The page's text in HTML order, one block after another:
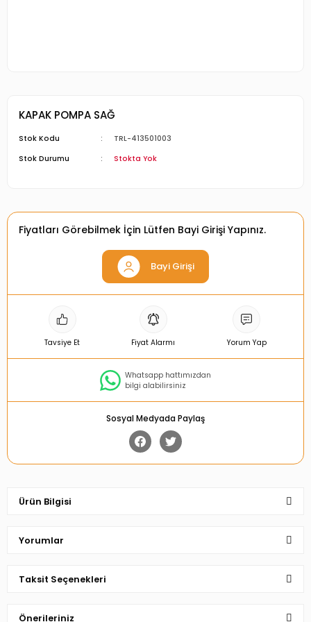
KAPAK POMPA SAĞ
Stok Kodu
TRL-413501003
Stok Durumu
Stokta Yok
Fiyatları Görebilmek İçin Lütfen Bayi Girişi Yapınız.
Bayi Girişi
Tavsiye Et Fiyat Alarmı Yorum Yap
Whatsapp hattımızdan
bilgi alabilirsiniz
Sosyal Medyada Paylaş
Ürün Bilgisi
Yorumlar
Taksit Seçenekleri
Önerileriniz